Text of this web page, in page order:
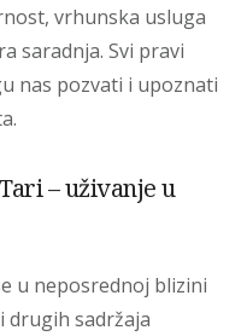
vrhunska usluga
saradnja. Svi pravi
nas pozvati i upoznati
– uživanje u
u neposrednoj blizini
drugih sadržaja